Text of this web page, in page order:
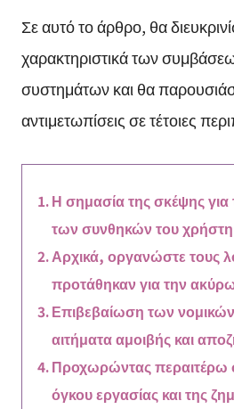
Σε αυτό το άρθρο, θα
χαρακτηριστικά των
συστημάτων και θα
αντιμετωπίσεις σε τέτοιες
Η σημασία της σκέψης
των συνθηκών του χρήστη
Αρχικά, οργανώστε τους
προτάθηκαν για την
Επιβεβαίωση των
αιτήματα αμοιβής και
Προχωρώντας περαιτέρω
όγκου εργασίας και της